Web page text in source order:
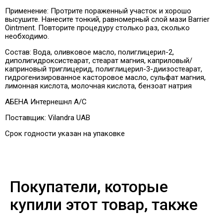
Применение: Протрите пораженный участок и хорошо
высушите. Нанесите тонкий, равномерный слой мази Barrier
Ointment. Повторите процедуру столько раз, сколько
необходимо.
Состав: Вода, оливковое масло, полиглицерил-2,
диполигидроксистеарат, стеарат магния, каприловый/
каприновый триглицерид, полиглицерил-3-диизостеарат,
гидрогенизированное касторовое масло, сульфат магния,
лимонная кислота, молочная кислота, бензоат натрия
АБЕНА Интернешнл А/С
Поставщик: Vilandra UAB
Срок годности указан на упаковке
Покупатели, которые
купили этот товар, также